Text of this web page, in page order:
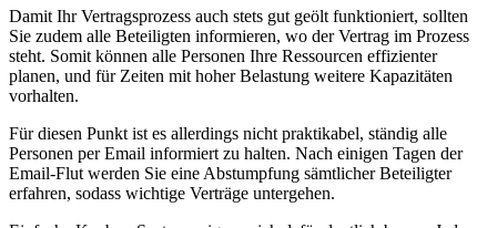
Damit Ihr Vertragsprozess auch stets gut geölt funktioniert, sollten
Sie zudem alle Beteiligten informieren, wo der Vertrag im Prozess
steht. Somit können alle Personen Ihre Ressourcen effizienter
planen, und für Zeiten mit hoher Belastung weitere Kapazitäten
vorhalten.
Für diesen Punkt ist es allerdings nicht praktikabel, ständig alle
Personen per Email informiert zu halten. Nach einigen Tagen der
Email-Flut werden Sie eine Abstumpfung sämtlicher Beteiligter
erfahren, sodass wichtige Verträge untergehen.